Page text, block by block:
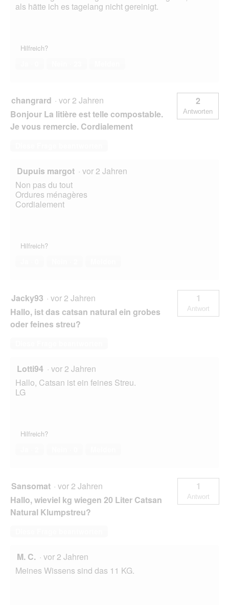
als hätte ich es tagelang nicht gereinigt.
Hilfreich?
changrard · vor 2 Jahren
Bonjour La litière est telle compostable.
Je vous remercie. Cordialement
2
Antworten
Dupuis margot · vor 2 Jahren
Non pas du tout
Ordures ménagères
Cordialement
Hilfreich?
Jacky93 · vor 2 Jahren
Hallo, ist das catsan natural ein grobes
oder feines streu?
1
Antwort
Lotti94 · vor 2 Jahren
Hallo, Catsan ist ein feines Streu.
LG
Hilfreich?
Sansomat · vor 2 Jahren
Hallo, wieviel kg wiegen 20 Liter Catsan
Natural Klumpstreu?
1
Antwort
M. C. · vor 2 Jahren
Meines Wissens sind das 11 KG.